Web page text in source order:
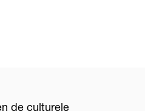
de culturele